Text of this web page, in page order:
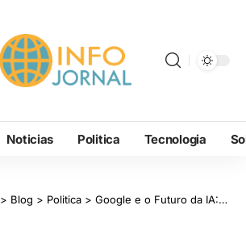
Noticias Politica Tecnologia
> Blog > Politica > Google e o Futuro da IA: Como o Caso Antitruste Redefine o Jogo Tecnológico